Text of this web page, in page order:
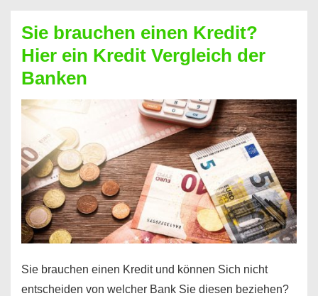
Summe
Geld?
Hier
einen
10000
Euro
Kredit
finden
Sie brauchen einen Kredit?
Hier ein Kredit Vergleich der
Banken
Sie brauchen einen Kredit und können Sich nicht
entscheiden von welcher Bank Sie diesen beziehen?